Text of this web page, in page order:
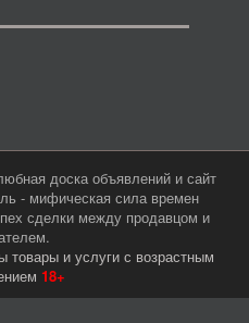
доска объявлений и сайт
- мифическая сила времен
сделки между продавцом и
и услуги с возрастным
18+